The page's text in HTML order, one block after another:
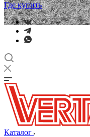
Где купить
Каталог